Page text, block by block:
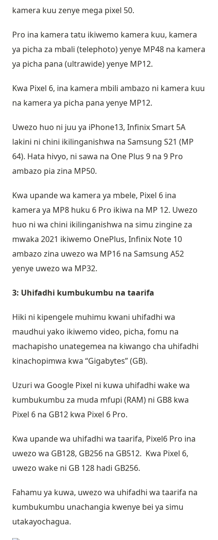
kamera kuu zenye mega pixel 50.
Pro ina kamera tatu ikiwemo kamera kuu, kamera
ya picha za mbali (telephoto) yenye MP48 na kamera
ya picha pana (ultrawide) yenye MP12.
Kwa Pixel 6, ina kamera mbili ambazo ni kamera kuu
na kamera ya picha pana yenye MP12.
Uwezo huo ni juu ya iPhone13, Infinix Smart 5A
lakini ni chini ikilinganishwa na Samsung S21 (MP
64). Hata hivyo, ni sawa na One Plus 9 na 9 Pro
ambazo pia zina MP50.
Kwa upande wa kamera ya mbele, Pixel 6 ina
kamera ya MP8 huku 6 Pro ikiwa na MP 12. Uwezo
huo ni wa chini ikilinganishwa na simu zingine za
mwaka 2021 ikiwemo OnePlus, Infinix Note 10
ambazo zina uwezo wa MP16 na Samsung A52
yenye uwezo wa MP32.
3: Uhifadhi kumbukumbu na taarifa
Hiki ni kipengele muhimu kwani uhifadhi wa
maudhui yako ikiwemo video, picha, fomu na
machapisho unategemea na kiwango cha uhifadhi
kinachopimwa kwa “Gigabytes” (GB).
Uzuri wa Google Pixel ni kuwa uhifadhi wake wa
kumbukumbu za muda mfupi (RAM) ni GB8 kwa
Pixel 6 na GB12 kwa Pixel 6 Pro.
Kwa upande wa uhifadhi wa taarifa, Pixel6 Pro ina
uwezo wa GB128, GB256 na GB512. Kwa Pixel 6,
uwezo wake ni GB 128 hadi GB256.
Fahamu ya kuwa, uwezo wa uhifadhi wa taarifa na
kumbukumbu unachangia kwenye bei ya simu
utakayochagua.